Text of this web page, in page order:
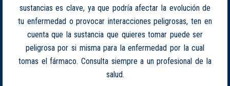
sustancias es clave, ya que podría afectar la evolución de
tu enfermedad o provocar interacciones peligrosas, ten en
cuenta que la sustancia que quieres tomar puede ser
peligrosa por si misma para la enfermedad por la cual
tomas el fármaco. Consulta siempre a un profesional de la
salud.